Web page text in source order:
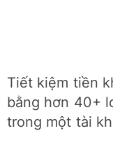
Tiết kiệm tiền
bằng hơn 40+
trong một tài